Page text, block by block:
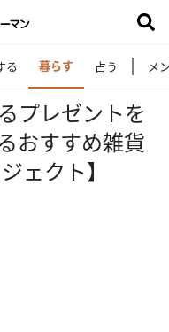
る 暮らす 占う メ
プレゼントを
おすすめ雑貨
ェクト】